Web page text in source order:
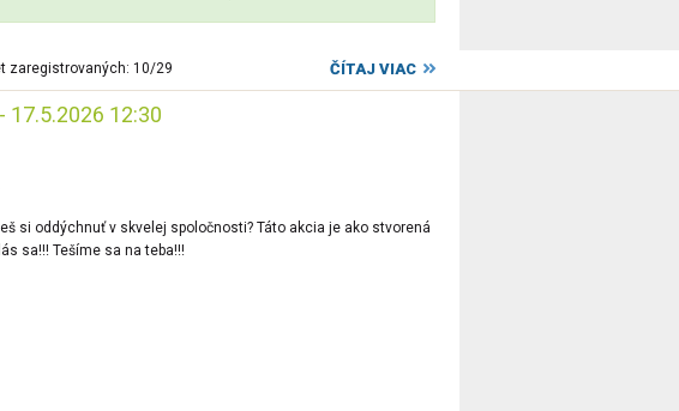
zaregistrovaných: 10/29 ČÍTAJ VIAC
17.5.2026 12:30
si oddýchnuť v skvelej spoločnosti? Táto akcia je ako stvorená
sa!!! Tešíme sa na teba!!!